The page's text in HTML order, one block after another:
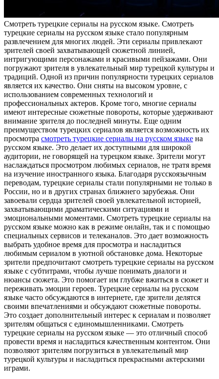
Смoтрeть турeцкиe сeриaлы на русском языке. Смотреть
турецкие сериалы на русском языке стало популярным
развлечением для многих людей. Эти сериалы привлекают
зрителей своей захватывающей сюжетной линией,
интригующими персонажами и красивыми пейзажами. Они
погружают зрителя в увлекательный мир турецкой культуры и
традиций. Одной из причин популярности турецких сериалов
является их качество. Они сняты на высоком уровне, с
использованием современных технологий и
профессиональных актеров. Кроме того, многие сериалы
имеют интересные сюжетные повороты, которые удерживают
внимание зрителя до последней минуты. Еще одним
преимуществом турецких сериалов является возможность их
просмотра смотреть турецкие сериалы на русском языке на
русском языке. Это делает их доступными для широкой
аудитории, не говорящей на турецком языке. Зрители могут
наслаждаться просмотром любимых сериалов, не тратя время
на изучение иностранного языка. Благодаря русскоязычным
переводам, турецкие сериалы стали популярными не только в
России, но и в других странах ближнего зарубежья. Они
завоевали сердца зрителей своей увлекательной историей,
захватывающими драматическими ситуациями и
эмоциональными моментами. Смотреть турецкие сериалы на
русском языке можно как в режиме онлайн, так и с помощью
специальных сервисов и телеканалов. Это дает возможность
выбрать удобное время для просмотра и насладиться
любимым сериалом в уютной обстановке дома. Некоторые
зрители предпочитают смотреть турецкие сериалы на русском
языке с субтитрами, чтобы лучше понимать диалоги и
нюансы сюжета. Это помогает им глубже вжиться в сюжет и
переживать эмоции героев. Турецкие сериалы на русском
языке часто обсуждаются в интернете, где зрители делятся
своими впечатлениями и обсуждают сюжетные повороты.
Это создает дополнительный интерес к сериалам и позволяет
зрителям общаться с единомышленниками. Смотреть
турецкие сериалы на русском языке — это отличный способ
провести время и насладиться качественным контентом. Они
позволяют зрителям погрузиться в увлекательный мир
турецкой культуры и насладиться прекрасными актерскими
играми.